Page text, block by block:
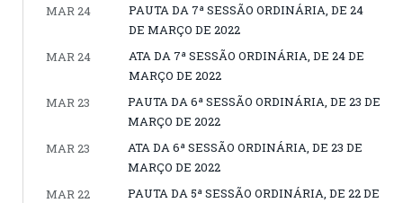
MAR 24
PAUTA DA 7ª SESSÃO ORDINÁRIA, DE 24
DE MARÇO DE 2022
MAR 24
ATA DA 7ª SESSÃO ORDINÁRIA, DE 24 DE
MARÇO DE 2022
MAR 23
PAUTA DA 6ª SESSÃO ORDINÁRIA, DE 23 DE
MARÇO DE 2022
MAR 23
ATA DA 6ª SESSÃO ORDINÁRIA, DE 23 DE
MARÇO DE 2022
MAR 22
PAUTA DA 5ª SESSÃO ORDINÁRIA, DE 22 DE